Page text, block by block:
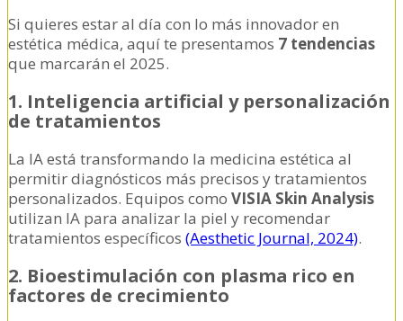
Si quieres estar al día con lo más innovador en
estética médica, aquí te presentamos 7 tendencias
que marcarán el 2025.
1. Inteligencia artificial y personalización
de tratamientos
La IA está transformando la medicina estética al
permitir diagnósticos más precisos y tratamientos
personalizados. Equipos como VISIA Skin Analysis
utilizan IA para analizar la piel y recomendar
tratamientos específicos (Aesthetic Journal, 2024).
2. Bioestimulación con plasma rico en
factores de crecimiento